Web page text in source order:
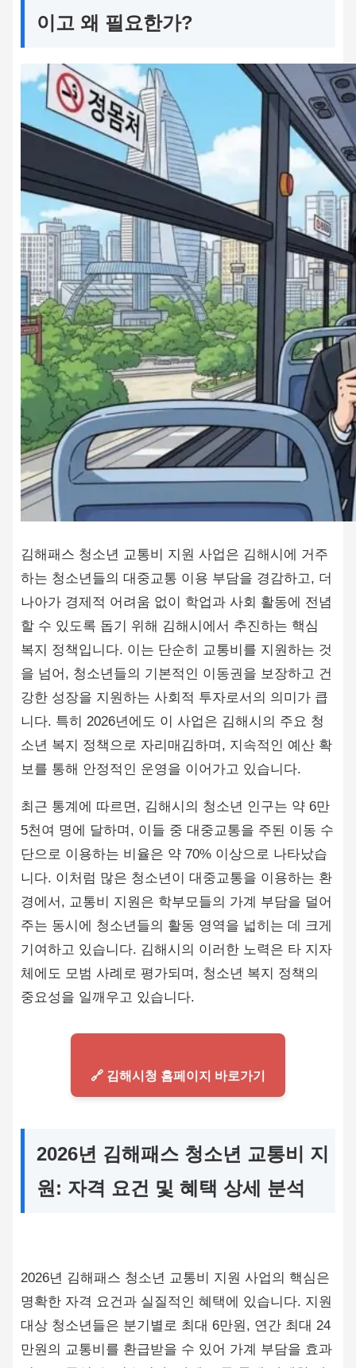
이고 왜 필요한가?
김해패스 청소년 교통비 지원 사업은 김해시에 거주
하는 청소년들의 대중교통 이용 부담을 경감하고, 더
나아가 경제적 어려움 없이 학업과 사회 활동에 전념
할 수 있도록 돕기 위해 김해시에서 추진하는 핵심
복지 정책입니다. 이는 단순히 교통비를 지원하는 것
을 넘어, 청소년들의 기본적인 이동권을 보장하고 건
강한 성장을 지원하는 사회적 투자로서의 의미가 큽
니다. 특히 2026년에도 이 사업은 김해시의 주요 청
소년 복지 정책으로 자리매김하며, 지속적인 예산 확
보를 통해 안정적인 운영을 이어가고 있습니다.
최근 통계에 따르면, 김해시의 청소년 인구는 약 6만
5천여 명에 달하며, 이들 중 대중교통을 주된 이동 수
단으로 이용하는 비율은 약 70% 이상으로 나타났습
니다. 이처럼 많은 청소년이 대중교통을 이용하는 환
경에서, 교통비 지원은 학부모들의 가계 부담을 덜어
주는 동시에 청소년들의 활동 영역을 넓히는 데 크게
기여하고 있습니다. 김해시의 이러한 노력은 타 지자
체에도 모범 사례로 평가되며, 청소년 복지 정책의
중요성을 일깨우고 있습니다.
🔗 김해시청 홈페이지 바로가기
2026년 김해패스 청소년 교통비 지
원: 자격 요건 및 혜택 상세 분석
2026년 김해패스 청소년 교통비 지원 사업의 핵심은
명확한 자격 요건과 실질적인 혜택에 있습니다. 지원
대상 청소년들은 분기별로 최대 6만원, 연간 최대 24
만원의 교통비를 환급받을 수 있어 가계 부담을 효과